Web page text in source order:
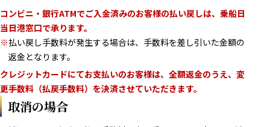
コンビニ・銀行ATMでご入金済みのお客様の払い戻しは、乗船日
当日港窓口で承ります。
※払い戻し手数料が発生する場合は、手数料を差し引いた金額の
返金となります。
クレジットカードにてお支払いのお客様は、全額返金のうえ、変
更手数料（払戻手数料）を決済させていただきます。
取消の場合